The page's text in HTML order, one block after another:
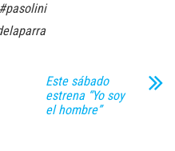
#pasolini
Este sábado
estrena “Yo soy
el hombre”